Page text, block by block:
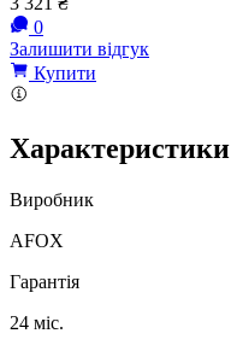
0
Залишити відгук
Купити
Характеристики
Виробник
AFOX
Гарантія
24 міс.